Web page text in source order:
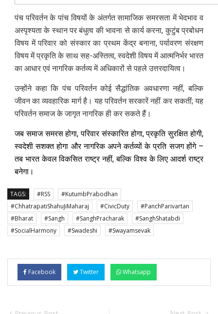
पंच परिवर्तन के पांच विषयों के अंतर्गत सामाजिक समरसता में भेदभाव व
अस्पृश्यता के स्थान पर बंधुत्व की भावना से कार्य करना, कुटुंब प्रबोधन
विषय में परिवार को संस्कार का प्रथम केंद्र बनाना, पर्यावरण संरक्षण
विषय में प्रकृति के साथ सह-अस्तित्व, स्वदेशी विषय में आत्मनिर्भर भारत
का आधार एवं नागरिक कर्तव्य में अधिकारों से पहले उत्तरदायित्व।
उन्होंने कहा कि पंच परिवर्तन कोई सैद्धांतिक अवधारणा नहीं, बल्कि
जीवन का व्यवहारिक मार्ग है। यह परिवर्तन सरकारें नहीं कर सकतीं; यह
परिवर्तन समाज के जागृत नागरिक ही कर सकते हैं।
जब समाज समरस होगा, परिवार संस्कारित होगा, प्रकृति सुरक्षित होगी,
स्वदेशी सशक्त होगा और नागरिक अपने कर्तव्यों के प्रति सजग होंगे –
तब भारत केवल विकसित राष्ट्र नहीं, बल्कि विश्व के लिए आदर्श राष्ट्र
बनेगा।
TAGS: #RSS
#KutumbPrabodhan
#ChhatrapatiShahuJiMaharaj
#CivicDuty
#PanchParivartan
#Bharat
#Sangh #SanghPracharak
#SanghShatabdi
#SocialHarmony
#Swadeshi #Swayamsevak
Facebook Twitter Whatsapp